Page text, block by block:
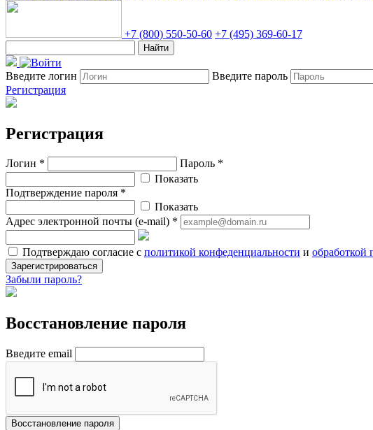
+7 (800) 550-50-60 +7 (495) 369-60-17
Найти
Введите логин Введите пароль
Регистрация
Регистрация
Логин *
Пароль *
Показать
Подтверждение пароля *
Показать
Адрес электронной почты (e-mail) *
Подтверждаю согласие с политикой конфеденциальности и обработкой
Зарегистрироваться
Забыли пароль?
Восстановление пароля
Введите email
Восстановление пароля